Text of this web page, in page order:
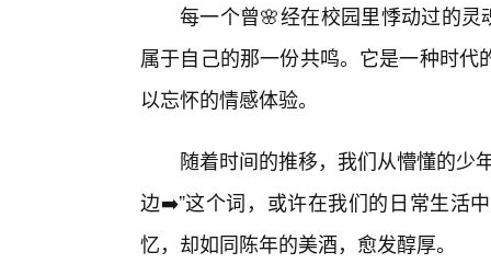
每一个曾🌸经在校园里悸动过的灵
属于自己的那一份共鸣。它是一种时
以忘怀的情感体验。
随着时间的推移，我们从懵懂的少
边➡️”这个词，或许在我们的日常生活
忆，却如同陈年的美酒，愈发醇厚。